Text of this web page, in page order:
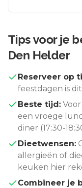
Tips voor je
Den Helder
Reserveer op
feestdagen is
Beste tijd:
een vroege
diner (17:30-
Dieetwensen:
allergieën of
keuken hier
Combineer je